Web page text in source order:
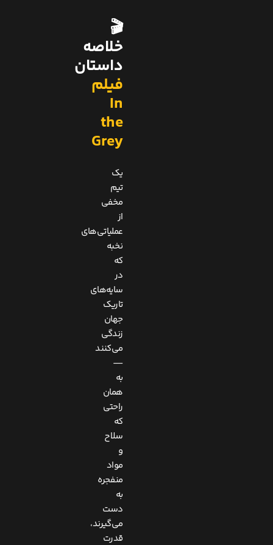
🎬
خلاصه
داستان
فیلم
In
the
Grey
یک
تیم
مخفی
از
عملیاتی‌های
نخبه
که
در
سایه‌های
تاریک
جهان
زندگی
می‌کنند
—
به
همان
راحتی
که
سلاح
و
مواد
منفجره
به
دست
می‌گیرند،
قدرت